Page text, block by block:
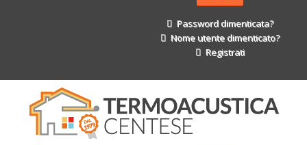
Password dimenticata?
Nome utente dimenticato?
Registrati
Impermeabilizzanti per l'edilizia
Isolanti Termici, cartongesso e sistemi a secco
Isolanti Acustici
Porte e Finestre